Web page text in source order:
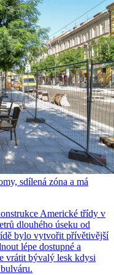
sdílená zóna a má
Americké třídy v
dlouhého úseku od
bylo vytvořit přívětivější
lépe dostupné a
vrátit bývalý lesk kdysi